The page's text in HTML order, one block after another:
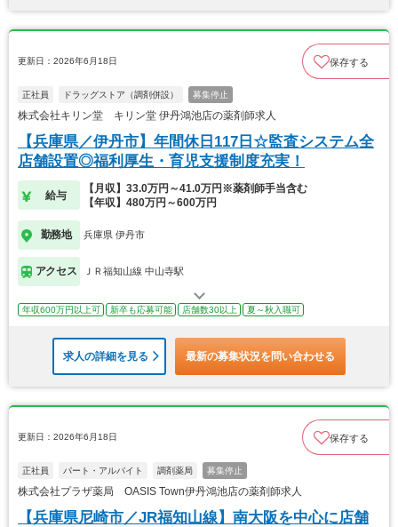
更新日：2026年6月18日 保存する
正社員 ドラッグストア（調剤併設） 募集停止
株式会社キリン堂 キリン堂 伊丹鴻池店の薬剤師求人
【兵庫県／伊丹市】年間休日117日☆監査システム全
店舗設置◎福利厚生・育児支援制度充実！
給与
【月収】33.0万円～41.0万円※薬剤師手当含む
【年収】480万円～600万円
勤務地 兵庫県 伊丹市
アクセス ＪＲ福知山線 中山寺駅
年収600万円以上可 新卒も応募可能 店舗数30以上 夏～秋入職可
求人の詳細を見る 最新の募集状況を問い合わせる
更新日：2026年6月18日 保存する
正社員 パート・アルバイト 調剤薬局 募集停止
株式会社プラザ薬局 OASIS Town伊丹鴻池店の薬剤師求人
【兵庫県尼崎市／JR福知山線】南大阪を中心に店舗